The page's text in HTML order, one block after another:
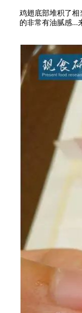
鸡翅底部堆积了
的非常有油腻感...